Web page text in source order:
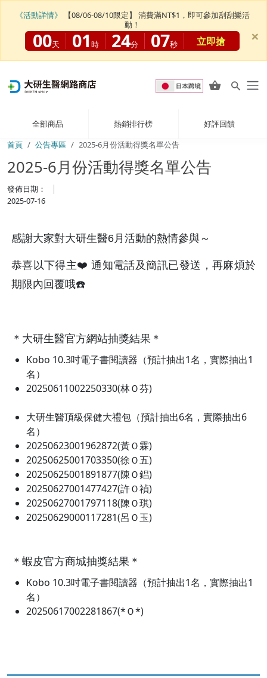
全部商品 熱銷排行榜
好評回饋
首頁
公告專區 2025-6月份活動得獎名單公告
2025-6月份活動得獎名單公告
發佈日期：
2025-07-16
感謝大家對大研生醫6月活動的熱情參與～
恭喜以下得主❤️ 通知電話及簡訊已發送，再麻煩於
期限內回覆哦☎️
＊大研生醫官方網站抽獎結果＊
Kobo 10.3吋電子書閱讀器（預計抽出1名，實際抽出1
名）
20250611002250330(林Ｏ芬)
大研生醫頂級保健大禮包（預計抽出6名，實際抽出6
名）
20250623001962872(黃Ｏ霖)
20250625001703350(徐Ｏ五)
20250625001891877(陳Ｏ錩)
20250627001477427(許Ｏ禎)
20250627001797118(陳Ｏ琪)
20250629000117281(呂Ｏ玉)
＊蝦皮官方商城抽獎結果＊
Kobo 10.3吋電子書閱讀器（預計抽出1名，實際抽出1
名）
20250617002281867(*Ｏ*)
《活動詳情》
【08/06-08/10限定】 消費滿NT$1，即可參加刮刮樂活
動！
00天 01 時 24分 07秒 立即搶 ×